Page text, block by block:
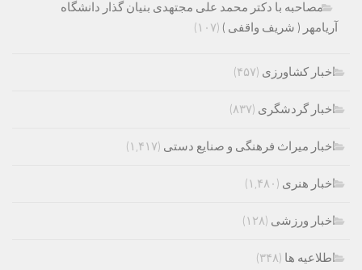
مصاحبه با دکتر محمد علی مجتهدی بنیان گذار دانشگاه
آریامهر ( شریف واقفی ) (۱۰۷)
اخبار کشاورزی (۴۵۷)
اخبار گردشگری (۸۳۷)
اخبار میراث فرهنگی و صنایع دستی (۱,۴۱۷)
اخبار هنری (۱,۴۸۰)
اخبار ورزشی (۱۲۸)
اطلاعیه ها (۳۴۸)